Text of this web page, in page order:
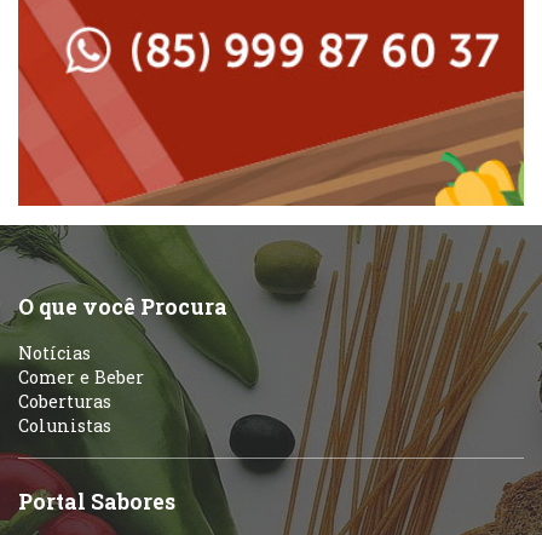
Massas
Peixes e Frutos do Mar
Pizzarias
Portuguesa
Self-service
Sobremesas e sorvetes
Peixes e Frutos do Mar
Pizzarias
Portuguesa
Sobremesas e sorvetes
Variados
O que você Procura
Notícias
Comer e Beber
Coberturas
Colunistas
Portal Sabores